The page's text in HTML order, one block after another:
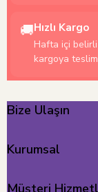
🚚Hızlı Kargo
Hafta içi
kargoya
Bize Ulaşın
Kurumsal
Müşteri